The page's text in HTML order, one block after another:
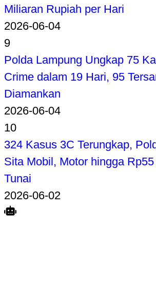
Miliaran Rupiah per Hari
2026-06-04
9
Polda Lampung Ungkap 75
Crime dalam 19 Hari, 95
Diamankan
2026-06-04
10
324 Kasus 3C Terungkap,
Sita Mobil, Motor hingga
Tunai
2026-06-02